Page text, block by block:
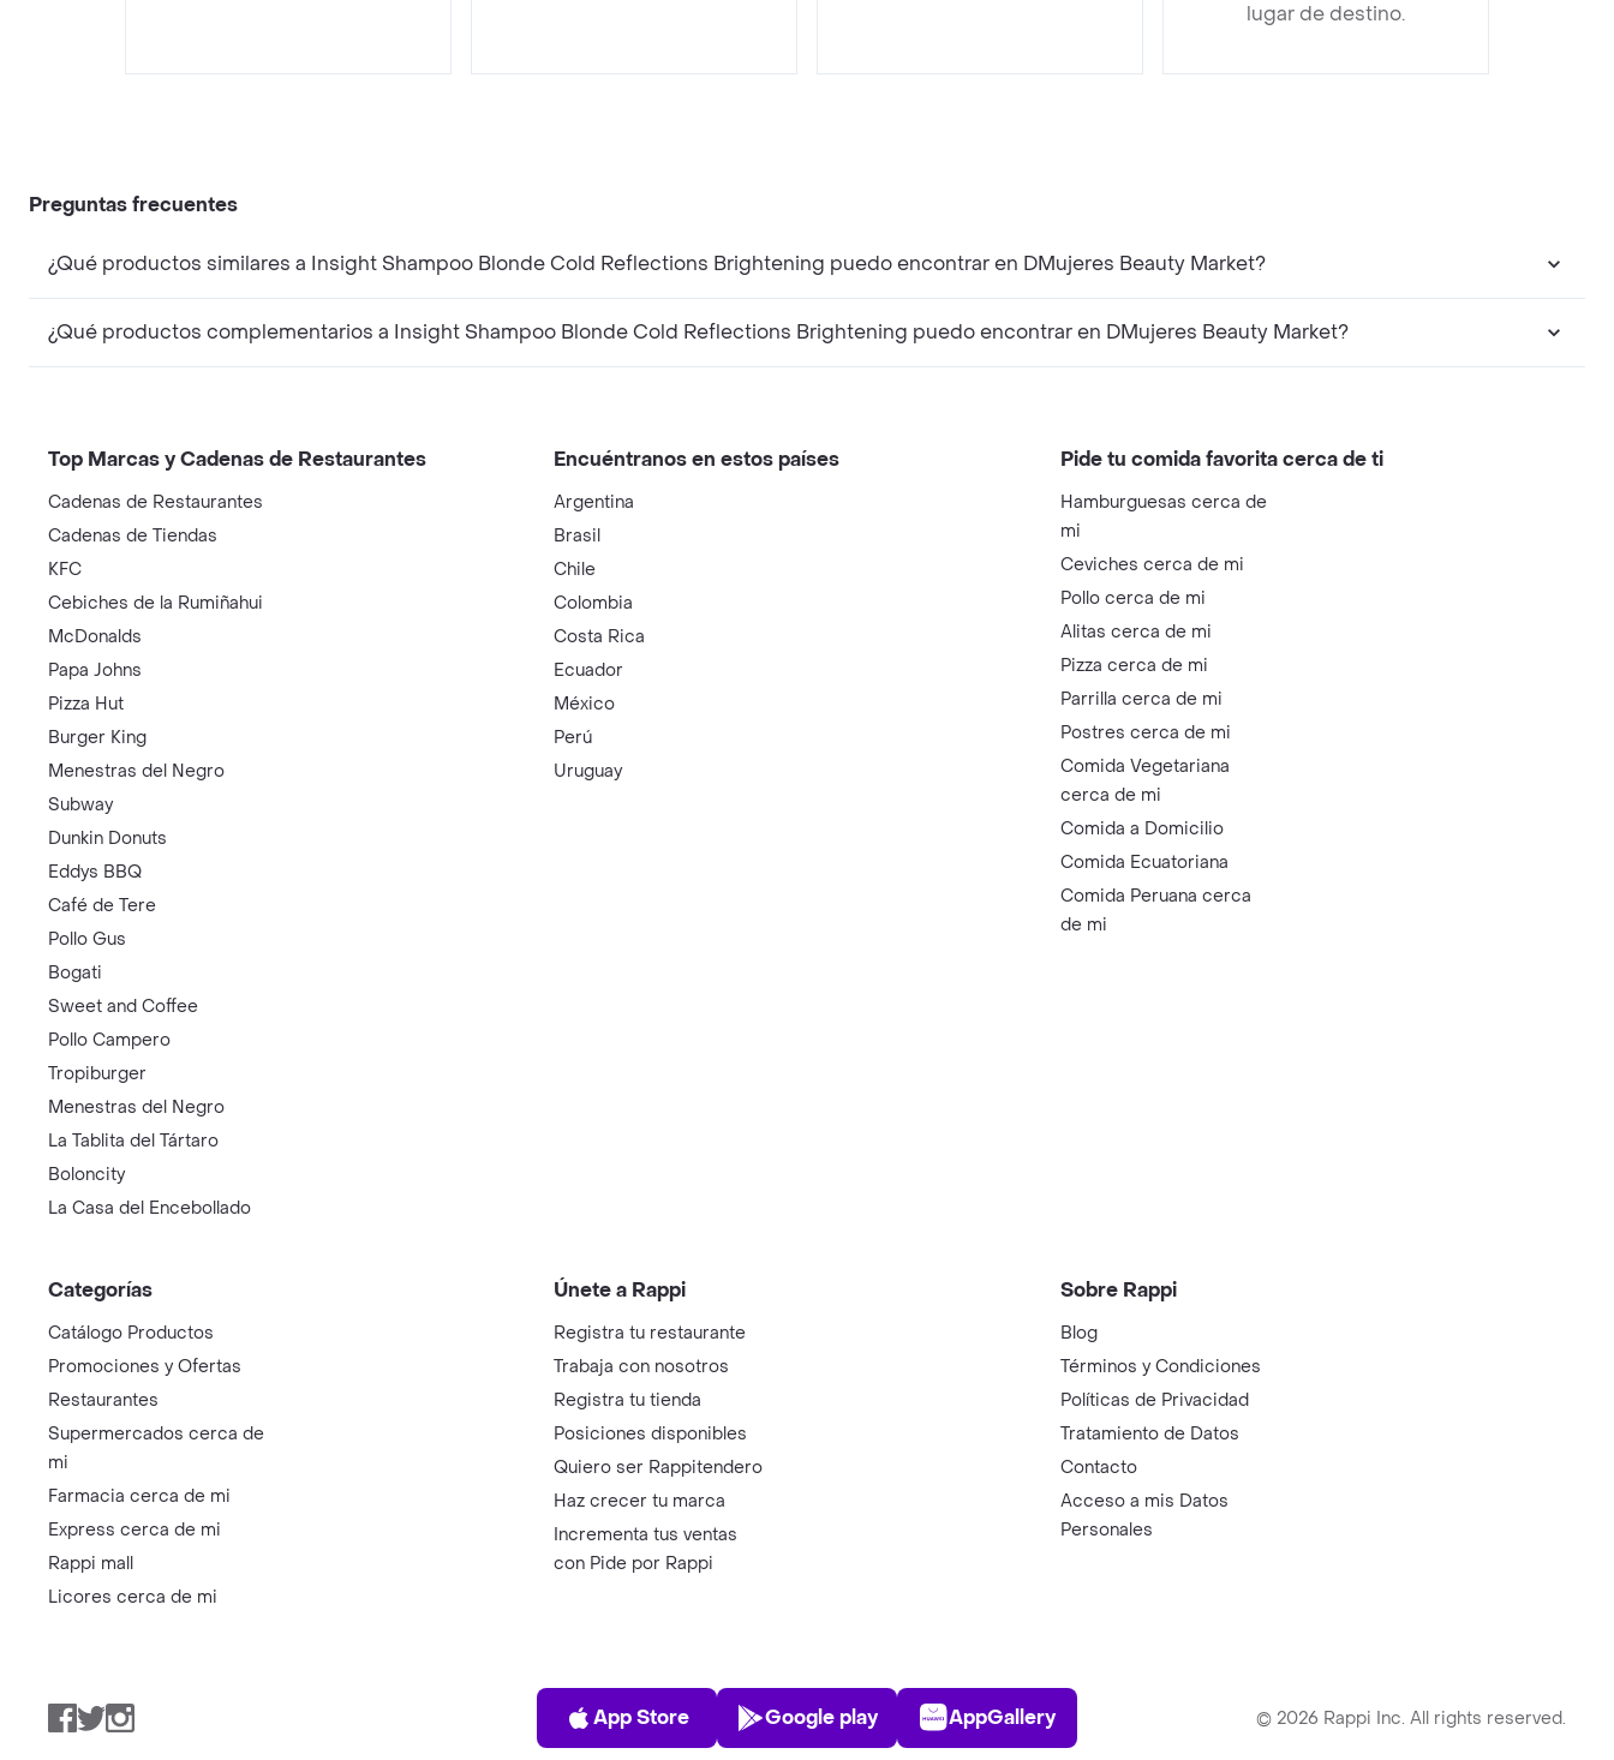
lugar de destino.
Preguntas frecuentes
¿Qué productos similares a Insight Shampoo Blonde Cold Reflections Brightening puedo encontrar en DMujeres Beauty Market?
¿Qué productos complementarios a Insight Shampoo Blonde Cold Reflections Brightening puedo encontrar en DMujeres Beauty Market?
Top Marcas y Cadenas de Restaurantes
Cadenas de Restaurantes
Cadenas de Tiendas
KFC
Cebiches de la Rumiñahui
McDonalds
Papa Johns
Pizza Hut
Burger King
Menestras del Negro
Subway
Dunkin Donuts
Eddys BBQ
Café de Tere
Pollo Gus
Bogati
Sweet and Coffee
Pollo Campero
Tropiburger
Menestras del Negro
La Tablita del Tártaro
Boloncity
La Casa del Encebollado
Encuéntranos en estos países
Argentina
Brasil
Chile
Colombia
Costa Rica
Ecuador
México
Perú
Uruguay
Pide tu comida favorita cerca de ti
Hamburguesas cerca de
mi
Ceviches cerca de mi
Pollo cerca de mi
Alitas cerca de mi
Pizza cerca de mi
Parrilla cerca de mi
Postres cerca de mi
Comida Vegetariana
cerca de mi
Comida a Domicilio
Comida Ecuatoriana
Comida Peruana cerca
de mi
Categorías
Catálogo Productos
Promociones y Ofertas
Restaurantes
Supermercados cerca de
mi
Farmacia cerca de mi
Express cerca de mi
Rappi mall
Licores cerca de mi
Únete a Rappi
Registra tu restaurante
Trabaja con nosotros
Registra tu tienda
Posiciones disponibles
Quiero ser Rappitendero
Haz crecer tu marca
Incrementa tus ventas
con Pide por Rappi
Sobre Rappi
Blog
Términos y Condiciones
Políticas de Privacidad
Tratamiento de Datos
Contacto
Acceso a mis Datos
Personales
Facebook
TwitterInstagram
App Store
App Store
Play Store
Google play
AppGallery
AppGallery © 2026 Rappi Inc. All rights reserved.